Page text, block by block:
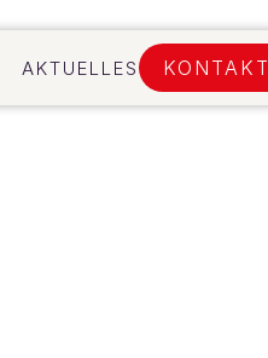
AKTUELLES KONTAKT